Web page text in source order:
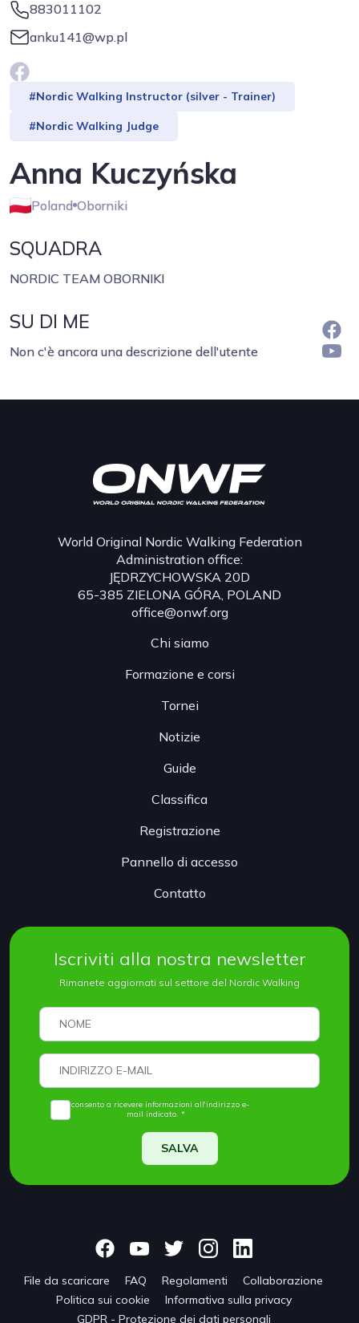
883011102
anku141@wp.pl
#Nordic Walking Instructor (silver - Trainer)
#Nordic Walking Judge
Anna Kuczyńska
Poland Oborniki
SQUADRA
NORDIC TEAM OBORNIKI
SU DI ME
Non c'è ancora una descrizione dell'utente
World Original Nordic Walking Federation
Administration office:
JĘDRZYCHOWSKA 20D
65-385 ZIELONA GÓRA, POLAND
office@onwf.org
Chi siamo
Formazione e corsi
Tornei
Notizie
Guide
Classifica
Registrazione
Pannello di accesso
Contatto
Iscriviti alla nostra newsletter
Rimanete aggiornati sul settore del Nordic Walking
Acconsento a ricevere informazioni all'indirizzo e-
mail indicato. *
SALVA
File da scaricare FAQ Regolamenti
Collaborazione
Politica sui cookie
Informativa sulla privacy
GDPR - Protezione dei dati personali